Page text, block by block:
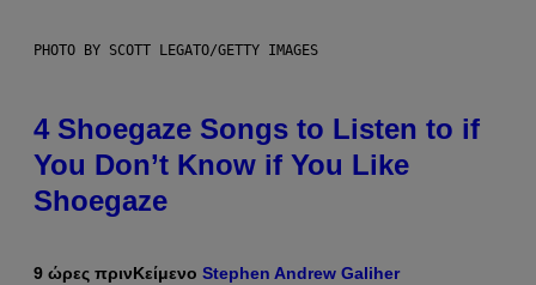
PHOTO BY SCOTT LEGATO/GETTY IMAGES
4 Shoegaze Songs to Listen to if
You Don’t Know if You Like
Shoegaze
9 ώρες πρινΚείμενο Stephen Andrew Galiher